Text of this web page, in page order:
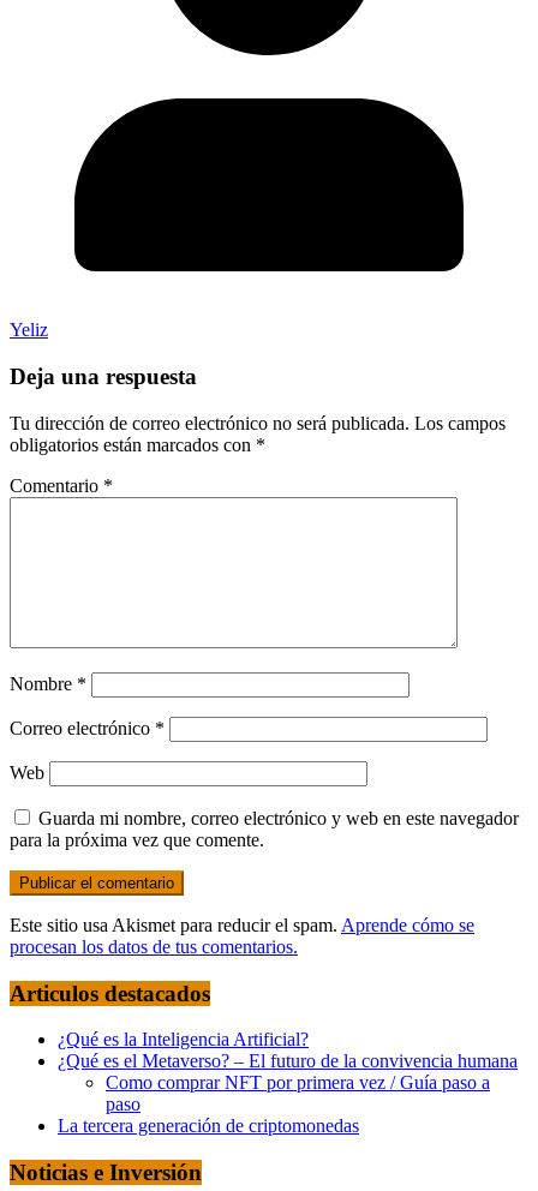
Yeliz
Deja una respuesta
Tu dirección de correo electrónico no será publicada. Los campos
obligatorios están marcados con *
Comentario *
Nombre *
Correo electrónico *
Web
Guarda mi nombre, correo electrónico y web en este navegador
para la próxima vez que comente.
Este sitio usa Akismet para reducir el spam. Aprende cómo se
procesan los datos de tus comentarios.
Articulos destacados
¿Qué es la Inteligencia Artificial?
¿Qué es el Metaverso? – El futuro de la convivencia humana
Como comprar NFT por primera vez / Guía paso a
paso
La tercera generación de criptomonedas
Noticias e Inversión